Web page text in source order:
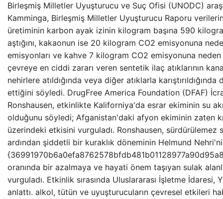
Birleşmiş Milletler Uyuşturucu ve Suç Ofisi (UNODC)
Kamminga, Birleşmiş Milletler Uyuşturucu Raporu
üretiminin karbon ayak izinin kilogram başına 590
aştığını, kakaonun ise 20 kilogram CO2 emisyonuna
emisyonları ve kahve 7 kilogram CO2 emisyonuna
çevreye en ciddi zararı veren sentetik ilaç atıklarının
nehirlere atıldığında veya diğer atıklarla
ettiğini söyledi. DrugFree America Foundation (DFAF)
Ronshausen, etkinlikte Kaliforniya'da esrar ekiminin su
olduğunu söyledi; Afganistan'daki afyon ekiminin zaten
üzerindeki etkisini vurguladı. Ronshausen, sürdürülemez
ardından şiddetli bir kuraklık döneminin Helmund
oranında bir azalmaya ve hayati önem taşıyan sulak
vurguladı. Etkinlik sırasında Uluslararası İşletme İdaresi,
anlattı. alkol, tütün ve uyuşturucuların çevresel etkileri